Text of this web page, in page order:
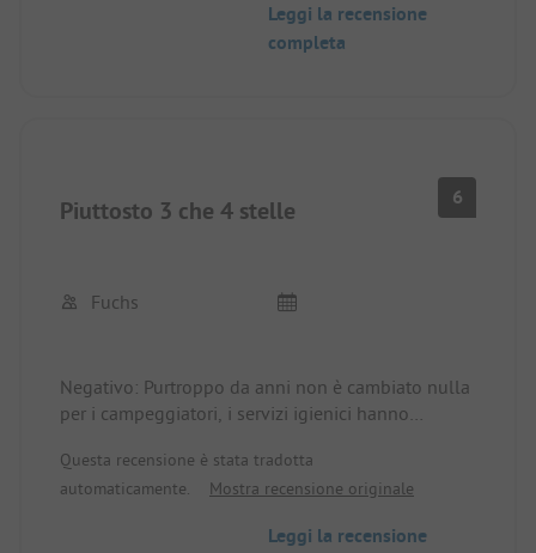
Il personale è molto cordiale! Consigliato!
Leggi la recensione
completa
Piuttosto 3 che 4 stelle 6
Fuchs
Negativo: Purtroppo da anni non è cambiato nulla
per i campeggiatori, i servizi igienici hanno
Sempre più case mobili, meno piazzole. Diversi
accessi al mare purtroppo non utilizzabili [da 2
Positivo: personale molto cordiale, vicino alla
Questa recensione è stata tradotta
automaticamente.
Mostra recensione originale
Leggi la recensione